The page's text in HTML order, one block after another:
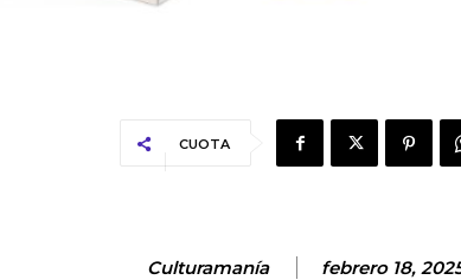
CUOTA
Culturamanía febrero 18,